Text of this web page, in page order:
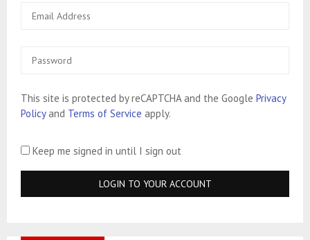
This site is protected by reCAPTCHA and the Google Privacy
Policyand Terms of Service apply.
Keep me signed in until I sign out